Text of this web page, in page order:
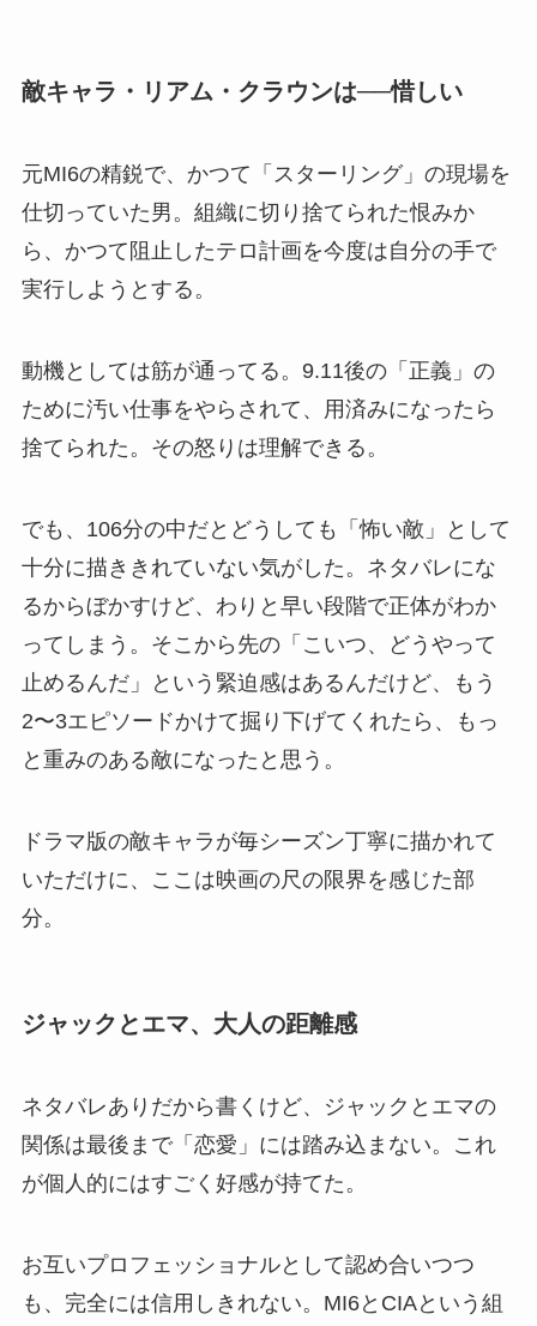
敵キャラ・リアム・クラウンは──惜しい
元MI6の精鋭で、かつて「スターリング」の現場を
仕切っていた男。組織に切り捨てられた恨みか
ら、かつて阻止したテロ計画を今度は自分の手で
実行しようとする。
動機としては筋が通ってる。9.11後の「正義」の
ために汚い仕事をやらされて、用済みになったら
捨てられた。その怒りは理解できる。
でも、106分の中だとどうしても「怖い敵」として
十分に描ききれていない気がした。ネタバレにな
るからぼかすけど、わりと早い段階で正体がわか
ってしまう。そこから先の「こいつ、どうやって
止めるんだ」という緊迫感はあるんだけど、もう
2〜3エピソードかけて掘り下げてくれたら、もっ
と重みのある敵になったと思う。
ドラマ版の敵キャラが毎シーズン丁寧に描かれて
いただけに、ここは映画の尺の限界を感じた部
分。
ジャックとエマ、大人の距離感
ネタバレありだから書くけど、ジャックとエマの
関係は最後まで「恋愛」には踏み込まない。これ
が個人的にはすごく好感が持てた。
お互いプロフェッショナルとして認め合いつつ
も、完全には信用しきれない。MI6とCIAという組